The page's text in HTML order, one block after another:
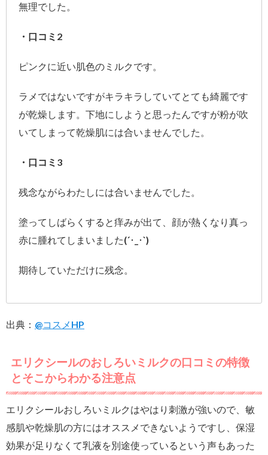
無理でした。
・口コミ2
ピンクに近い肌色のミルクです。
ラメではないですがキラキラしていてとても綺麗です
が乾燥します。下地にしようと思ったんですが粉が吹
いてしまって乾燥肌には合いませんでした。
・口コミ3
残念ながらわたしには合いませんでした。
塗ってしばらくすると痒みが出て、顔が熱くなり真っ
赤に腫れてしまいました(´･_･`)
期待していただけに残念。
出典： @コスメHP
エリクシールのおしろいミルクの口コミの特徴
とそこからわかる注意点
エリクシールおしろいミルクはやはり刺激が強いので、敏
感肌や乾燥肌の方にはオススメできないようですし、保湿
効果が足りなくて乳液を別途使っているという声もあった